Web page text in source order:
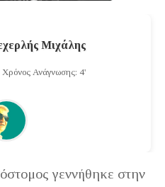
Μιχάλης
Χρόνος Ανάγνωσης: 4'
γεννήθηκε στην